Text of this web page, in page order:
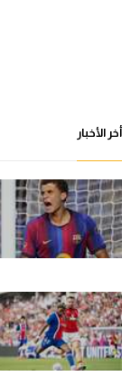
أخر الأخبار